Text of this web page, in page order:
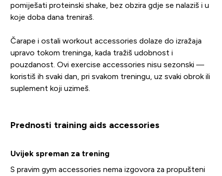
pomiješati proteinski shake, bez obzira gdje se nalaziš i u
koje doba dana treniraš.
Čarape i ostali workout accessories dolaze do izražaja
upravo tokom treninga, kada tražiš udobnost i
pouzdanost. Ovi exercise accessories nisu sezonski —
koristiš ih svaki dan, pri svakom treningu, uz svaki obrok ili
suplement koji uzimeš.
Prednosti training aids accessories
Uvijek spreman za trening
S pravim gym accessories nema izgovora za propušteni